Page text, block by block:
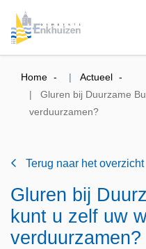
Home
Actueel
Gluren bij Duurzame
verduurzamen?
Terug naar het overzicht
Gluren bij
kunt u zelf uw
verduurzamen?